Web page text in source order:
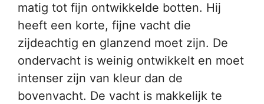
matig tot fijn ontwikkelde botten. Hij
heeft een korte, fijne vacht die
zijdeachtig en glanzend moet zijn. De
ondervacht is weinig ontwikkelt en moet
intenser zijn van kleur dan de
bovenvacht. De vacht is makkelijk te